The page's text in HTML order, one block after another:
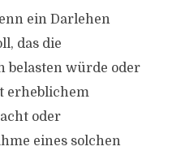
ein Darlehen
das die
belasten würde oder
erheblichem
oder
eines solchen